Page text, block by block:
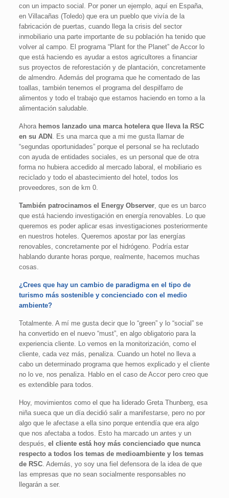
con un impacto social. Por poner un ejemplo, aquí en España,
en Villacañas (Toledo) que era un pueblo que vivía de la
fabricación de puertas, cuando llega la crisis del sector
inmobiliario una parte importante de su población ha tenido que
volver al campo. El programa “Plant for the Planet” de Accor lo
que está haciendo es ayudar a estos agricultores a financiar
sus proyectos de reforestación y de plantación, concretamente
de almendro. Además del programa que he comentado de las
toallas, también tenemos el programa del despilfarro de
alimentos y todo el trabajo que estamos haciendo en torno a la
alimentación saludable.
Ahora hemos lanzado una marca hotelera que lleva la RSC
en su ADN . Es una marca que a mi me gusta llamar de
“segundas oportunidades” porque el personal se ha reclutado
con ayuda de entidades sociales, es un personal que de otra
forma no hubiera accedido al mercado laboral, el mobiliario es
reciclado y todo el abastecimiento del hotel, todos los
proveedores, son de km 0.
También patrocinamos el Energy Observer, que es un barco
que está haciendo investigación en energía renovables. Lo que
queremos es poder aplicar esas investigaciones posteriormente
en nuestros hoteles. Queremos apostar por las energías
renovables, concretamente por el hidrógeno. Podría estar
hablando durante horas porque, realmente, hacemos muchas
cosas.
¿Crees que hay un cambio de paradigma en el tipo de
turismo más sostenible y concienciado con el medio
ambiente?
Totalmente. A mí me gusta decir que lo “green” y lo “social” se
ha convertido en el nuevo “must”, en algo obligatorio para la
experiencia cliente. Lo vemos en la monitorización, como el
cliente, cada vez más, penaliza. Cuando un hotel no lleva a
cabo un determinado programa que hemos explicado y el cliente
no lo ve, nos penaliza. Hablo en el caso de Accor pero creo que
es extendible para todos.
Hoy, movimientos como el que ha liderado Greta Thunberg, esa
niña sueca que un día decidió salir a manifestarse, pero no por
algo que le afectase a ella sino porque entendía que era algo
que nos afectaba a todos. Esto ha marcado un antes y un
después,el cliente está hoy más concienciado que nunca
respecto a todos los temas de medioambiente y los temas
de RSC. Además, yo soy una fiel defensora de la idea de que
las empresas que no sean socialmente responsables no
llegarán a ser.